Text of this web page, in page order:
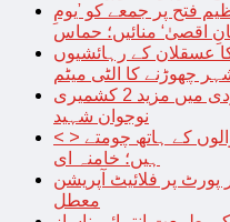
فتح پر جمعے کو ’یومِ
اقصیٰ‘ منائیں؛ حماس
عسقلان کے رہائشیوں
چھوڑنے کا الٹی میٹم
بھارتی فوج کی ریاستی دہشت گردی میں مزید 2 کشمیری
نوجوان شہید
< > صیہونی حکومت پر حملہ کرنے والوں کے ہاتھ چومتے
ہیں؛ خامنہ ای
پر فلائیٹ آپریشن
معطل